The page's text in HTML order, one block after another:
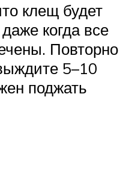
клещ будет
когда все
Повторно
5–10
поджать